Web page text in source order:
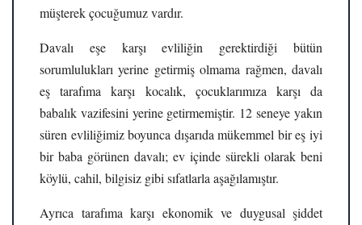
müşterek çocuğumuz vardır.
Davalı eşe karşı evliliğin gerektirdiği bütün
sorumlulukları yerine getirmiş olmama rağmen, davalı
eş tarafıma karşı kocalık, çocuklarımıza karşı da
babalık vazifesini yerine getirmemiştir. 12 seneye yakın
süren evliliğimiz boyunca dışarıda mükemmel bir eş iyi
bir baba görünen davalı; ev içinde sürekli olarak beni
köylü, cahil, bilgisiz gibi sıfatlarla aşağılamıştır.
Ayrıca tarafıma karşı ekonomik ve duygusal şiddet